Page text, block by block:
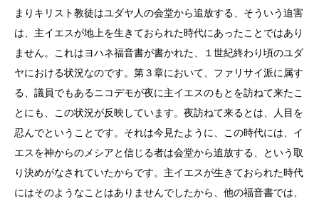
まりキリスト教徒はユダヤ人の会堂から追放する、そういう迫害
は、主イエスが地上を生きておられた時代にあったことではあり
ません。これはヨハネ福音書が書かれた、１世紀終わり頃のユダ
ヤにおける状況なのです。第３章において、ファリサイ派に属す
る、議員でもあるニコデモが夜に主イエスのもとを訪ねて来たこ
とにも、この状況が反映しています。夜訪ねて来るとは、人目を
忍んでということです。それは今見たように、この時代には、イ
エスを神からのメシアと信じる者は会堂から追放する、という取
り決めがなされていたからです。主イエスが生きておられた時代
にはそのようなことはありませんでしたから、他の福音書では、